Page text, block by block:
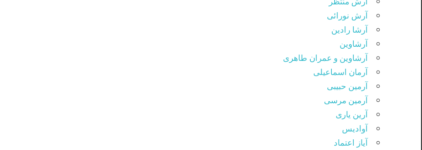
آرش نورائی
آرشا رادین
آرشاوین
آرشاوین و عمران طاهری
آرمان اسماعیلی
آرمین حبیبی
آرمین مرسی
آرین یاری
آوادیس
آیاز اعتماد